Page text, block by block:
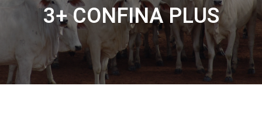
3+ CONFINA PLUS